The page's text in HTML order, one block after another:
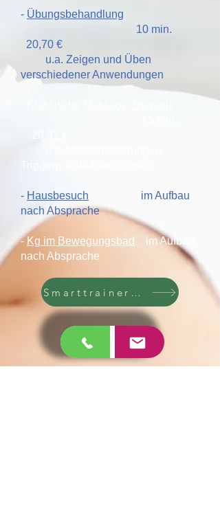
- Übungsbehandlung
10 min.
20,70 €
u.a. Zeigen und Üben
verschiedener Anwendungen
- Hausbesuch im Aufbau
nach Absprache
- Kg im Bewegungsbad
im Aufbau
nach Absprache
Smarttrainer Apps